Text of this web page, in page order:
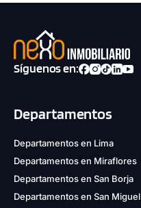
Síguenos en:
Departamentos
Departamentos en Lima
Departamentos en Miraflores
Departamentos en San Borja
Departamentos en San Miguel